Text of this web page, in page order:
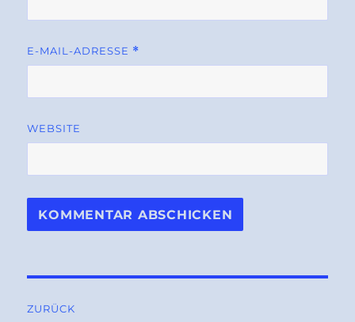
E-MAIL-ADRESSE *
WEBSITE
ZURÜCK